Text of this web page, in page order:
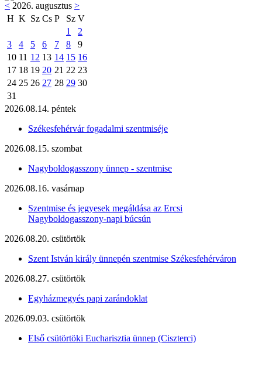
< 2026. augusztus >
H K Sz Cs P Sz V
1
2
3
4 5 6 7 8
9
10 11 12 13 14 15 16
17 18 19 20 21 22 23
24 25 26 27 28 29 30
31
2026.08.14. péntek
Székesfehérvár fogadalmi szentmiséje
2026.08.15. szombat
Nagyboldogasszony ünnep - szentmise
2026.08.16. vasárnap
Szentmise és jegyesek megáldása az Ercsi
Nagyboldogasszony-napi búcsún
2026.08.20. csütörtök
Szent István király ünnepén szentmise Székesfehérváron
2026.08.27. csütörtök
Egyházmegyés papi zarándoklat
2026.09.03. csütörtök
Első csütörtöki Eucharisztia ünnep (Ciszterci)